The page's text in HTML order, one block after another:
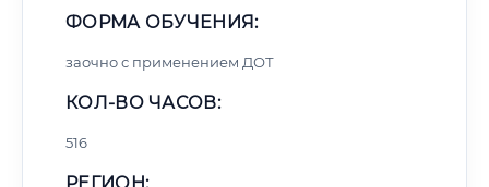
ФОРМА ОБУЧЕНИЯ:
заочно с применением ДОТ
КОЛ-ВО ЧАСОВ:
516